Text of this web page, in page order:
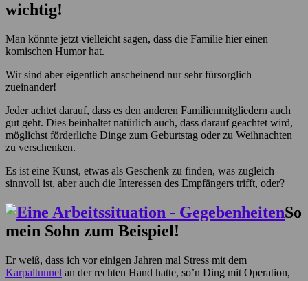
wichtig!
Man könnte jetzt vielleicht sagen, dass die Familie hier einen
komischen Humor hat.
Wir sind aber eigentlich anscheinend nur sehr fürsorglich
zueinander!
Jeder achtet darauf, dass es den anderen Familienmitgliedern auch
gut geht. Dies beinhaltet natürlich auch, dass darauf geachtet wird,
möglichst förderliche Dinge zum Geburtstag oder zu Weihnachten
zu verschenken.
Es ist eine Kunst, etwas als Geschenk zu finden, was zugleich
sinnvoll ist, aber auch die Interessen des Empfängers trifft, oder?
So
mein Sohn zum Beispiel!
Er weiß, dass ich vor einigen Jahren mal Stress mit dem
Karpaltunnel an der rechten Hand hatte, so’n Ding mit Operation,